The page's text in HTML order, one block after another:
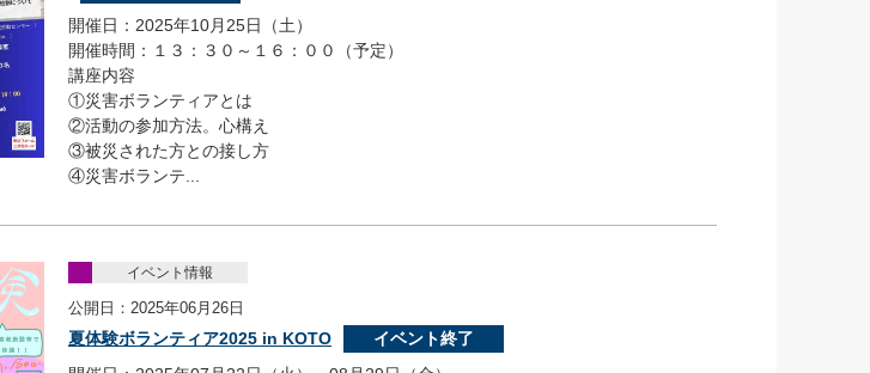
開催日：2025年10月25日（土）
開催時間：１３：３０～１６：００（予定）
講座内容
①災害ボランティアとは
②活動の参加方法。心構え
③被災された方との接し方
④災害ボランテ...
イベント情報
公開日：2025年06月26日
夏体験ボランティア2025 in KOTO
イベント終了